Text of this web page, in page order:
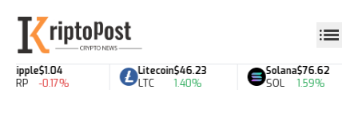
Ripple
XRP
$1.04
-0.17%
Litecoin
LTC
$46.23
1.40%
Solana
SOL
$76.62
1.59%